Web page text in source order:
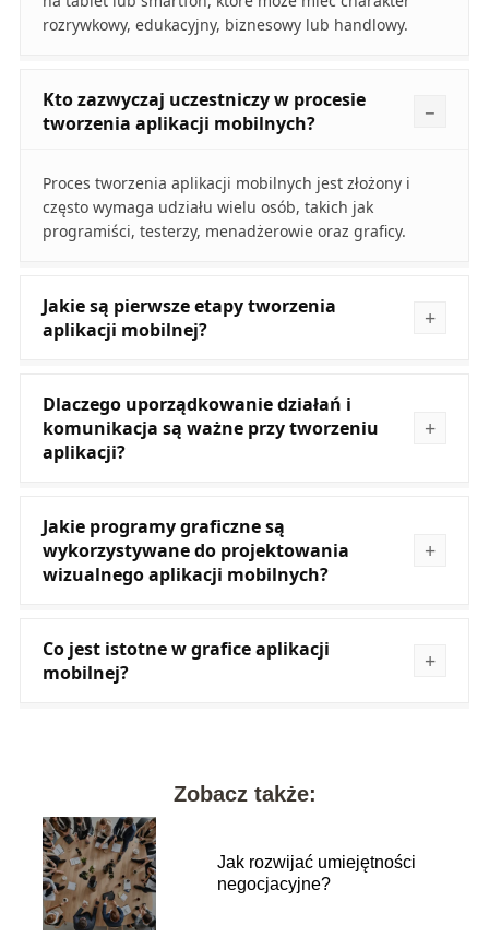
rozrywkowy, edukacyjny, biznesowy lub handlowy.
Kto zazwyczaj uczestniczy w procesie
tworzenia aplikacji mobilnych?
Proces tworzenia aplikacji mobilnych jest złożony i
często wymaga udziału wielu osób, takich jak
programiści, testerzy, menadżerowie oraz graficy.
Jakie są pierwsze etapy tworzenia
aplikacji mobilnej?
Dlaczego uporządkowanie działań i
komunikacja są ważne przy tworzeniu
aplikacji?
Jakie programy graficzne są
wykorzystywane do projektowania
wizualnego aplikacji mobilnych?
Co jest istotne w grafice aplikacji
mobilnej?
Zobacz także:
Jak rozwijać umiejętności
negocjacyjne?